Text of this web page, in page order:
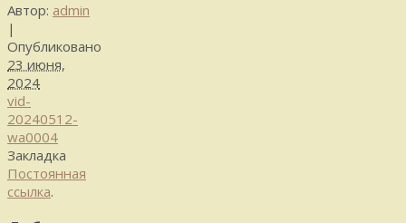
Автор: admin
|
Опубликовано
23 июня,
2024
vid-
20240512-
wa0004
Закладка
Постоянная
ссылка.